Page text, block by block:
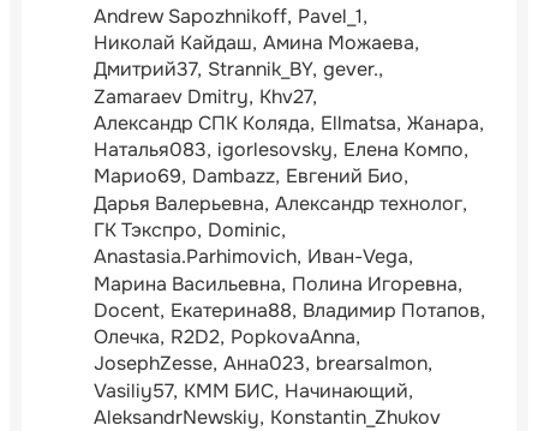
Andrew Sapozhnikoff Pavel_1
Николай Кайдаш Амина Можаева
Дмитрий37 Strannik_BY gever.
Zamaraev Dmitry Khv27
Александр СПК Коляда Ellmatsa Жанара
Наталья083 igorlesovsky Елена Компо
Марио69 Dambazz Евгений Био
Дарья Валерьевна Александр технолог
ГК Тэкспро Dominic
Anastasia.Parhimovich Иван-Vega
Марина Васильевна Полина Игоревна
Docent Екатерина88 Владимир Потапов
Олечка R2D2 PopkovaAnna
JosephZesse Анна023 brearsalmon
Vasiliy57 КММ БИС Начинающий
AleksandrNewskiy Konstantin_Zhukov